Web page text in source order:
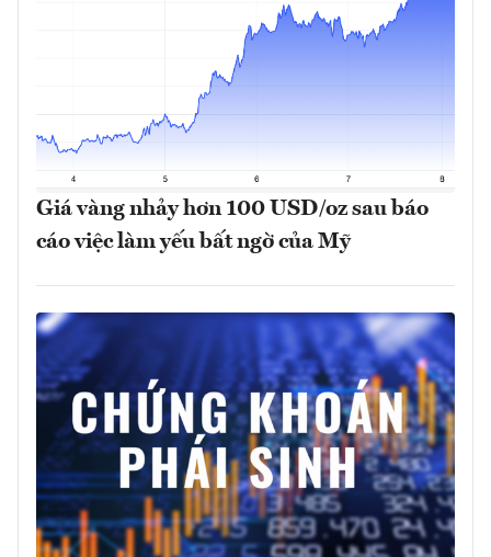
Giá vàng nhảy hơn 100 USD/oz sau báo
cáo việc làm yếu bất ngờ của Mỹ